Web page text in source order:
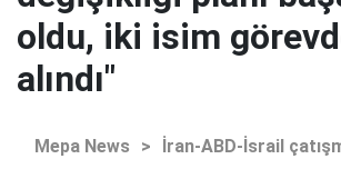
oldu, iki isim
alındı"
Mepa News > İran-ABD-İsrail